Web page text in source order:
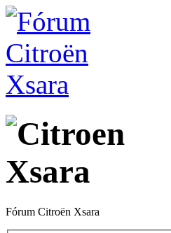
Fórum Citroën Xsara